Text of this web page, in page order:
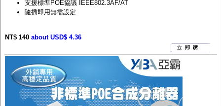
支援標準POE協議 IEEE802.3AF/AT
隨插即用無需設定
NT$ 140 about USD$ 4.36